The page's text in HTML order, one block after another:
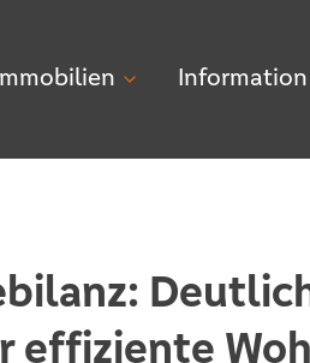
Information
effiziente